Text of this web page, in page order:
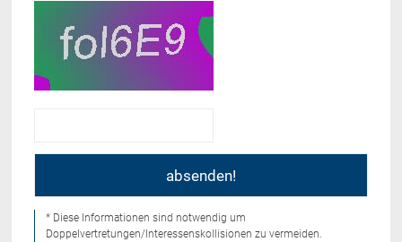
* Diese Informationen sind notwendig um
Doppelvertretungen/Interessenskollisionen zu vermeiden.